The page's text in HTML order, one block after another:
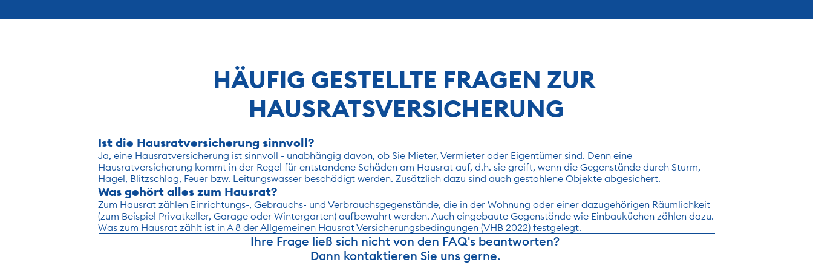
HÄUFIG GESTELLTE FRAGEN ZUR
HAUSRATSVERSICHERUNG
Ist die Hausratversicherung sinnvoll?
Ja, eine Hausratversicherung ist sinnvoll - unabhängig davon, ob Sie Mieter, Vermieter oder Eigentümer sind. Denn eine
Hausratversicherung kommt in der Regel für entstandene Schäden am Hausrat auf, d.h. sie greift, wenn die Gegenstände durch Sturm,
Hagel, Blitzschlag, Feuer bzw. Leitungswasser beschädigt werden. Zusätzlich dazu sind auch gestohlene Objekte abgesichert.
Was gehört alles zum Hausrat?
Zum Hausrat zählen Einrichtungs-, Gebrauchs- und Verbrauchsgegenstände, die in der Wohnung oder einer dazugehörigen Räumlichkeit
(zum Beispiel Privatkeller, Garage oder Wintergarten) aufbewahrt werden. Auch eingebaute Gegenstände wie Einbauküchen zählen dazu.
Was zum Hausrat zählt ist in A 8 der Allgemeinen Hausrat Versicherungsbedingungen (VHB 2022) festgelegt.
Ihre Frage ließ sich nicht von den FAQ's beantworten?
Dann kontaktieren Sie uns gerne.